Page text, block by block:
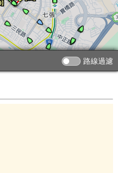
路線過濾